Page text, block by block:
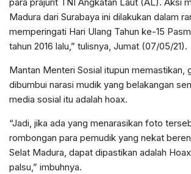
Madura dari Surabaya ini dilakukan dalam
memperingati Hari Ulang Tahun ke-15
tahun 2016 lalu,” tulisnya, Jumat (07/05/21).
Mantan Menteri Sosial itupun memastikan,
dibumbui narasi mudik yang belakangan
media sosial itu adalah hoax.
“Jadi, jika ada yang menarasikan foto
rombongan para pemudik yang nekat
Selat Madura, dapat dipastikan adalah
palsu,” imbuhnya.